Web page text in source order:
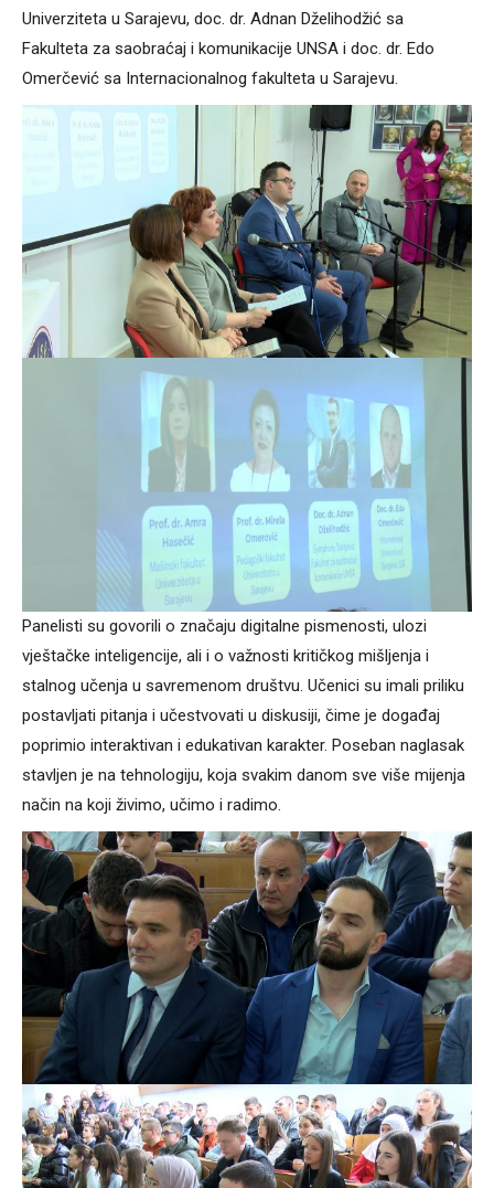
Univerziteta u Sarajevu, doc. dr. Adnan Dželihodžić sa
Fakulteta za saobraćaj i komunikacije UNSA i doc. dr. Edo
Omerčević sa Internacionalnog fakulteta u Sarajevu.
Panelisti su govorili o značaju digitalne pismenosti, ulozi
vještačke inteligencije, ali i o važnosti kritičkog mišljenja i
stalnog učenja u savremenom društvu. Učenici su imali priliku
postavljati pitanja i učestvovati u diskusiji, čime je događaj
poprimio interaktivan i edukativan karakter. Poseban naglasak
stavljen je na tehnologiju, koja svakim danom sve više mijenja
način na koji živimo, učimo i radimo.